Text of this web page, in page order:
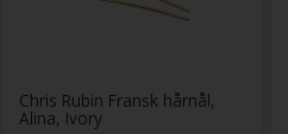
Chris Rubin Fransk hårnål,
Alina, Ivory